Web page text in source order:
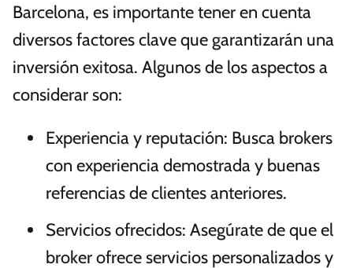
Barcelona, es importante tener en cuenta
diversos factores clave que garantizarán una
inversión exitosa. Algunos de los aspectos a
considerar son:
Experiencia y reputación: Busca brokers
con experiencia demostrada y buenas
referencias de clientes anteriores.
Servicios ofrecidos: Asegúrate de que el
broker ofrece servicios personalizados y